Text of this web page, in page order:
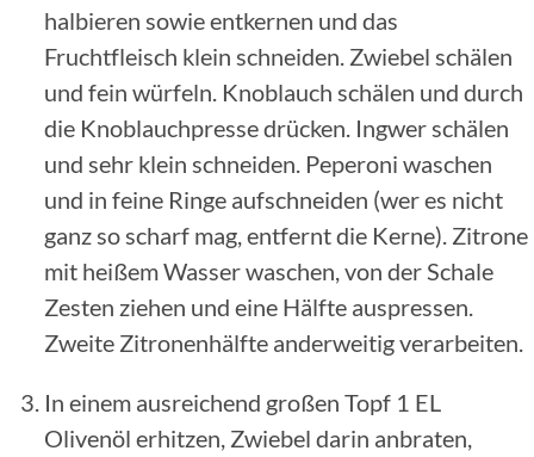
halbieren sowie entkernen und das
Fruchtfleisch klein schneiden. Zwiebel schälen
und fein würfeln. Knoblauch schälen und durch
die Knoblauchpresse drücken. Ingwer schälen
und sehr klein schneiden. Peperoni waschen
und in feine Ringe aufschneiden (wer es nicht
ganz so scharf mag, entfernt die Kerne). Zitrone
mit heißem Wasser waschen, von der Schale
Zesten ziehen und eine Hälfte auspressen.
Zweite Zitronenhälfte anderweitig verarbeiten.
In einem ausreichend großen Topf 1 EL
Olivenöl erhitzen, Zwiebel darin anbraten,